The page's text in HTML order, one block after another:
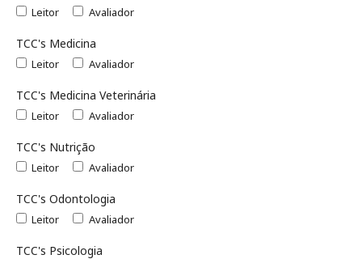
Leitor Avaliador
TCC's Medicina
Leitor Avaliador
TCC's Medicina Veterinária
Leitor Avaliador
TCC's Nutrição
Leitor Avaliador
TCC's Odontologia
Leitor Avaliador
TCC's Psicologia